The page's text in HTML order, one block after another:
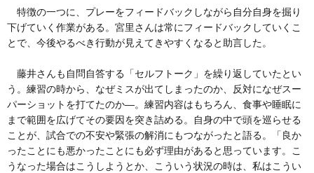
特徴の一つに、プレーをフィードバックしながら自分自身を掘り
下げていく作業がある。宮里さんは常にフィードバックしていくこ
とで、今後やるべき行動が見えてきやすくなると助言した。
藤井さんも自問自答する「セルフトーク」を繰り返していたとい
う。練習の時から、なぜミスが出てしまったのか、反対になぜスー
パーショットを打てたのか―。練習内容はもちろん、食事や睡眠に
まで範囲を広げてその要因を突き詰める。自身の中で頭を巡らせる
ことが、試合での不安や緊張の解消にもつながったと語る。「良か
ったことにも悪かったことにも必ず理由があると思っています。こ
うなった場合はこうしようとか、こういう状況の時は、私はこうい